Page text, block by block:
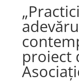
proiect